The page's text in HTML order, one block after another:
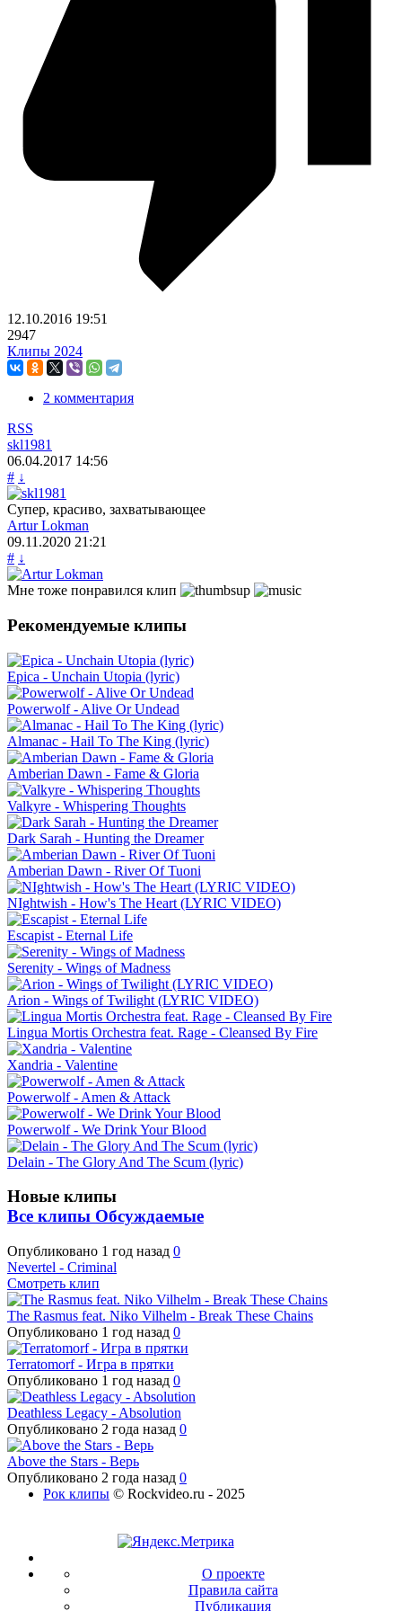
12.10.2016 19:51
2947
Клипы 2024
2 комментария
RSS
skl1981
06.04.2017 14:56
# ↓
Супер, красиво, захватывающее
Artur Lokman
09.11.2020 21:21
# ↓
Мне тоже понравился клип
Рекомендуемые клипы
Epica - Unchain Utopia (lyric)
Powerwolf - Alive Or Undead
Almanac - Hail To The King (lyric)
Amberian Dawn - Fame & Gloria
Valkyre - Whispering Thoughts
Dark Sarah - Hunting the Dreamer
Amberian Dawn - River Of Tuoni
NIghtwish - How's The Heart (LYRIC VIDEO)
Escapist - Eternal Life
Serenity - Wings of Madness
Arion - Wings of Twilight (LYRIC VIDEO)
Lingua Mortis Orchestra feat. Rage - Cleansed By Fire
Xandria - Valentine
Powerwolf - Amen & Attack
Powerwolf - We Drink Your Blood
Delain - The Glory And The Scum (lyric)
Новые клипы
Все клипы Обсуждаемые
Опубликовано 1 год назад 0
Nevertel - Criminal
Смотреть клип
The Rasmus feat. Niko Vilhelm - Break These Chains
Опубликовано 1 год назад 0
Terratomorf - Игра в прятки
Опубликовано 1 год назад 0
Deathless Legacy - Absolution
Опубликовано 2 года назад 0
Above the Stars - Верь
Опубликовано 2 года назад 0
Рок клипы © Rockvideo.ru - 2025
О проекте
Правила сайта
Публикация